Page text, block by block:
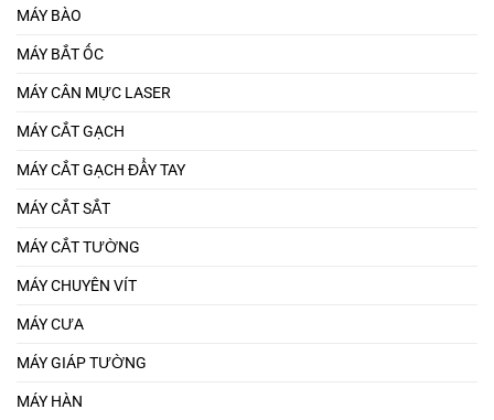
MÁY BÀO
MÁY BẮT ỐC
MÁY CÂN MỰC LASER
MÁY CẮT GẠCH
MÁY CẮT GẠCH ĐẨY TAY
MÁY CẮT SẮT
MÁY CẮT TƯỜNG
MÁY CHUYÊN VÍT
MÁY CƯA
MÁY GIÁP TƯỜNG
MÁY HÀN